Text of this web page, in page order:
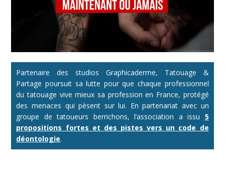
Partenaire des studios Graphicaderme, Tatouage &
Partage poursuit sa lutte pour que chaque professionnel
du tatouage vive mieux sa profession en France, protégé
des menaces qui pèsent sur lui. En partenariat avec un
groupe de tatoueurs berrichons, l’association a issu 5
propositions fortes et des pistes vers un code de
déontologie.